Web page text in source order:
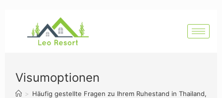
Visumoptionen
> Häufig gestellte Fragen zu Ihrem Ruhestand in Thailand,